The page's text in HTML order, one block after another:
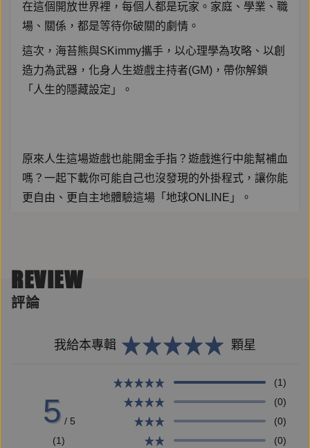
在這個開放世界裡，每個人都是玩家。家庭、學業、職
場、關係，都是等待你破關的劇情。
這次，海苔熊與SKimmy攜手，以心理學為攻略、以創
造力為武器，化身人生遊戲主持者(GM)，帶你解鎖
「人生的隱藏設定」。
原來人生這場遊戲也能開金手指？遊戲進行中能幫補血
嗎？一起下載你可能自己也沒發現的外掛程式，讓你能
更自由、更自主地體驗這場「地球ONLINE」。
鏡好聽 2025 全新推出・每週一固定上傳
`*-.,.-*`♪`*-.,.-*`♫`*-.,.-*`♬`*-.,.-*`♩`*-.,.-*`
REVIEW
評論
我給本專輯 顆星
5 / 5
(1)
(1)
(0)
(0)
(0)